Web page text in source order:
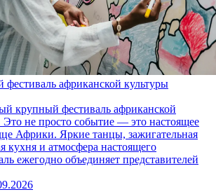
африканской культуры
крупный фестиваль африканской
Это не просто событие — это настоящее
Африки. Яркие танцы, зажигательная
кухня и атмосфера настоящего
ежегодно объединяет представителей